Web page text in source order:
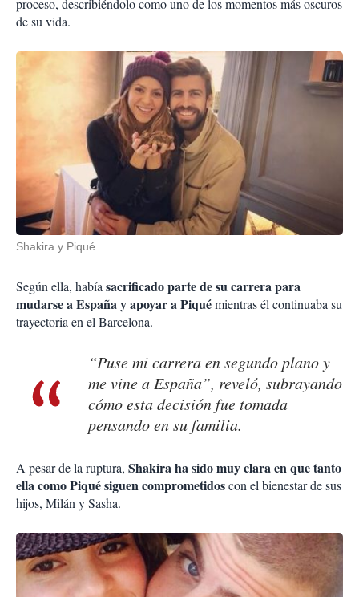
proceso, describiéndolo como uno de los momentos más oscuros
de su vida.
Shakira y Piqué
Según ella, habíasacrificado parte de su carrera para
mudarse a España y apoyar a Piquémientras él continuaba su
trayectoria en el Barcelona.
“Puse mi carrera en segundo plano y
me vine a España”, reveló, subrayando
cómo esta decisión fue tomada
pensando en su familia.
A pesar de la ruptura, Shakira ha sido muy clara en que tanto
ella como Piqué siguen comprometidoscon el bienestar de sus
hijos, Milán y Sasha.